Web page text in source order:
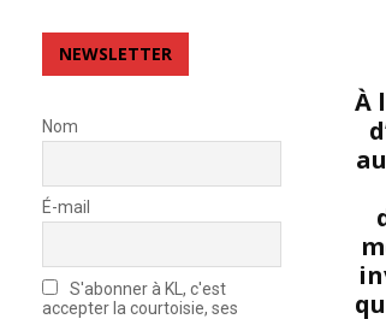
À
NEWSLETTER
Nom
É-mail
S'abonner à KL, c'est
accepter la courtoisie, ses